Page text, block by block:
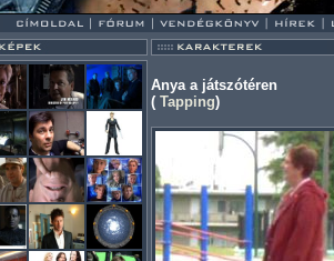
Anya a játszótéren
( Tapping)